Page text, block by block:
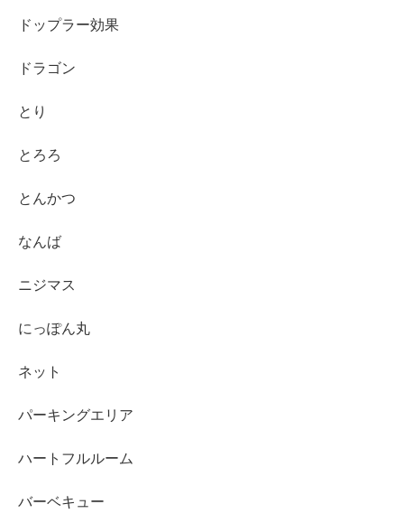
ドップラー効果
ドラゴン
とり
とろろ
とんかつ
なんば
ニジマス
にっぽん丸
ネット
パーキングエリア
ハートフルルーム
バーベキュー